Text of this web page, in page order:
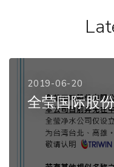
2019-06-20
全莹国际股